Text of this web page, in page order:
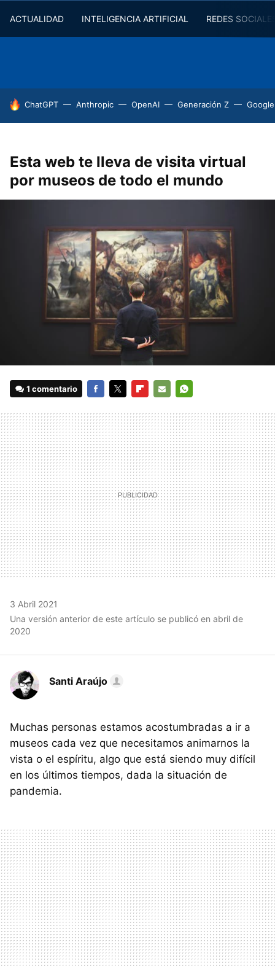
ACTUALIDAD INTELIGENCIA ARTIFICIAL REDES
HOY SE HABLA DE
ChatGPT Anthropic OpenAI Generación Z
Esta web te lleva de visita virtual
por museos de todo el mundo
1 comentario
MAIL
3 Abril 2021
Una versión anterior de este artículo se publicó en abril de
2020
Santi Araújo
Muchas personas estamos acostumbradas a ir a
museos cada vez que necesitamos animarnos la
vista o el espíritu, algo que está siendo muy difícil
en los últimos tiempos, dada la situación de
pandemia.